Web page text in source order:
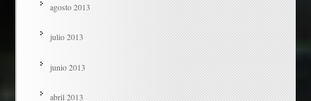
agosto 2013
julio 2013
junio 2013
abril 2013